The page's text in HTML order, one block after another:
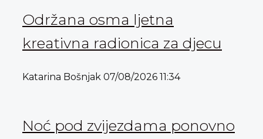
Održana osma ljetna
kreativna radionica za djecu
Katarina Bošnjak 07/08/2026 11:34
Noć pod zvijezdama ponovno